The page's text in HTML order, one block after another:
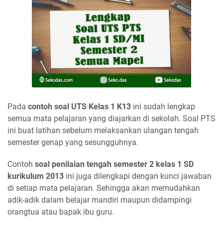
Pada contoh soal UTS Kelas 1 K13 ini sudah lengkap
semua mata pelajaran yang diajarkan di sekolah. Soal PTS
ini buat latihan sebelum melaksankan ulangan tengah
semester genap yang sesungguhnya.
Contoh soal penilaian tengah semester 2 kelas 1 SD
kurikulum 2013 ini juga dilengkapi dengan kunci jawaban
di setiap mata pelajaran. Sehingga akan memudahkan
adik-adik dalam belajar mandiri maupun didampingi
orangtua atau bapak ibu guru.